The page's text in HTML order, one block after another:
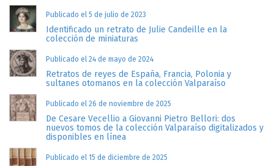
Publicado el 5 de julio de 2023
Identificado un retrato de Julie Candeille en la
colección de miniaturas
Publicado el 24 de mayo de 2024
Retratos de reyes de España, Francia, Polonia y
sultanes otomanos en la colección Valparaíso
Publicado el 26 de noviembre de 2025
De Cesare Vecellio a Giovanni Pietro Bellori: dos
nuevos tomos de la colección Valparaíso digitalizados y
disponibles en línea
Publicado el 15 de diciembre de 2025